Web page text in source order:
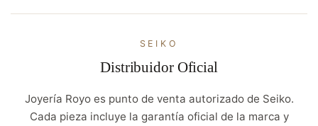
SEIKO
Distribuidor Oficial
Joyería Royo es punto de venta autorizado de Seiko.
Cada pieza incluye la garantía oficial de la marca y